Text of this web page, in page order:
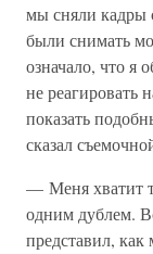
мы сняли кадры
были снимать
означало, что я
не реагировать
показать
сказал
— Меня хватит
одним дублем.
представил,